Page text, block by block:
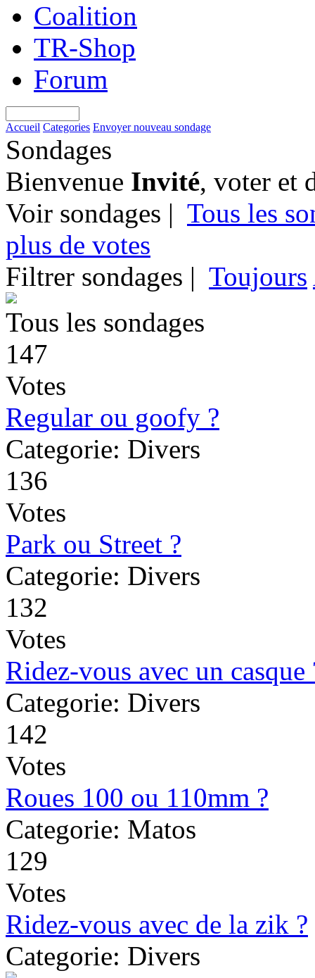
Coalition
TR-Shop
Forum
Accueil Categories Envoyer nouveau sondage
Sondages
Bienvenue Invité, voter et
Voir sondages | Tous les
plus de votes
Filtrer sondages | Toujours
Tous les sondages
147
Votes
Regular ou goofy ?
Categorie: Divers
136
Votes
Park ou Street ?
Categorie: Divers
132
Votes
Ridez-vous avec un casque
Categorie: Divers
142
Votes
Roues 100 ou 110mm ?
Categorie: Matos
129
Votes
Ridez-vous avec de la zik ?
Categorie: Divers